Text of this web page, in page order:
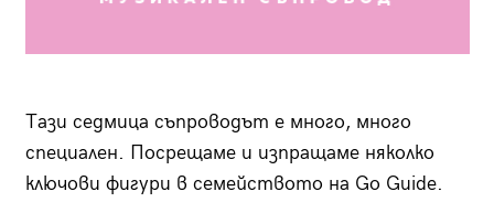
Тази седмица съпроводът е много, много
специален. Посрещаме и изпращаме няколко
ключови фигури в семейството на Go Guide.